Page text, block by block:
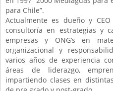
para Chile”.
Actualmente es dueño y
consultoría en estrategias y
empresas y ONG’s en
organizacional y
varios años de experiencia
áreas de liderazgo,
impartiendo clases en